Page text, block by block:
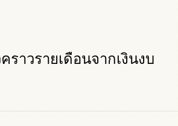
าวรายเดือนจากเงินงบ